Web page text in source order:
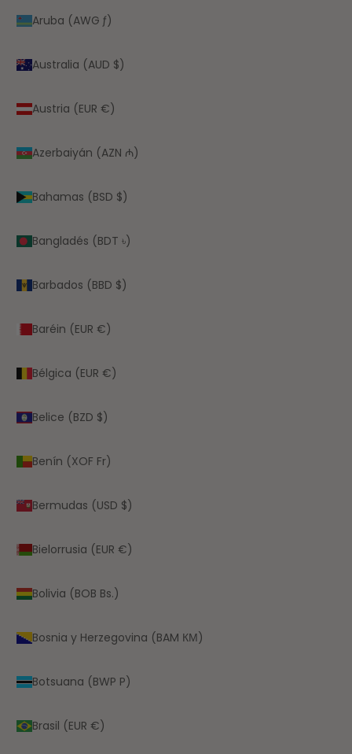
Aruba (AWG ƒ)
Australia (AUD $)
Austria (EUR €)
Azerbaiyán (AZN ₼)
Bahamas (BSD $)
Bangladés (BDT ৳)
Barbados (BBD $)
Baréin (EUR €)
Bélgica (EUR €)
Belice (BZD $)
Benín (XOF Fr)
Bermudas (USD $)
Bielorrusia (EUR €)
Bolivia (BOB Bs.)
Bosnia y Herzegovina (BAM КМ)
Botsuana (BWP P)
Brasil (EUR €)